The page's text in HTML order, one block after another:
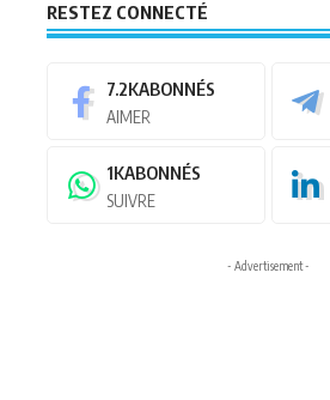
RESTEZ CONNECTÉ
7.2KABONNÉS
AIMER
1KABONNÉS
SUIVRE
- Advertisement -